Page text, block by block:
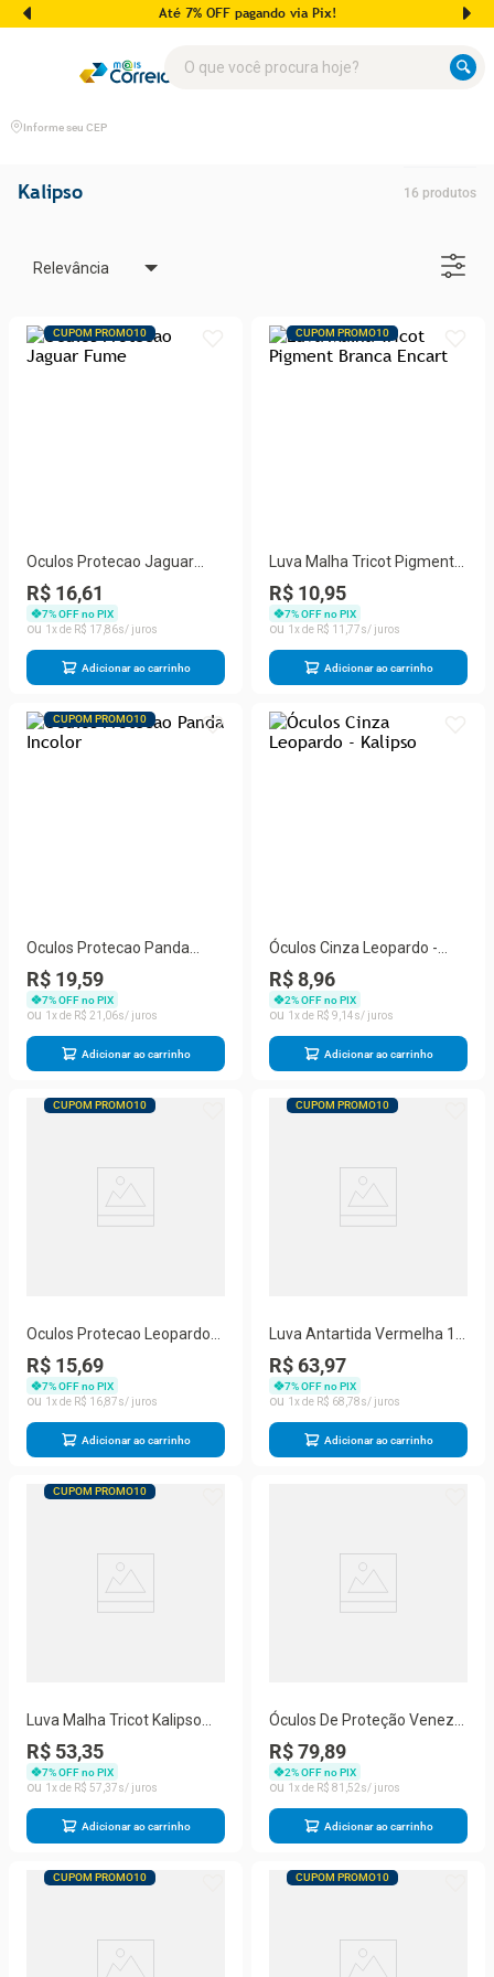
Até 7% OFF pagando via Pix!
Informe seu CEP
Kalipso 16 produtos
Relevância
CUPOM PROMO10
Oculos Protecao Jaguar
Fume
R$ 16,61
7% OFF no PIX
1
R$ 17 86
Adicionar ao carrinho
CUPOM PROMO10
Luva Malha Tricot Pigment
Branca Encart
R$ 10,95
7% OFF no PIX
1
R$ 11 77
Adicionar ao carrinho
CUPOM PROMO10
Oculos Protecao Panda
Incolor
R$ 19,59
7% OFF no PIX
1
R$ 21 06
Adicionar ao carrinho
Óculos Cinza Leopardo -
Kalipso
R$ 8,96
2% OFF no PIX
1
R$ 9 14
Adicionar ao carrinho
CUPOM PROMO10
Oculos Protecao Leopardo
Incolor
R$ 15,69
7% OFF no PIX
1
R$ 1687
Adicionar ao carrinho
CUPOM PROMO10
Luva Antartida Vermelha 10
Xg Mr
R$ 63,97
7% OFF no PIX
1
R$ 68 78
Adicionar ao carrinho
CUPOM PROMO10
Luva Malha Tricot Kalipso
Lisa Mesclada c/12pcs
R$ 53,35
7% OFF no PIX
1
R$ 57 37
Adicionar ao carrinho
Óculos De Proteção Veneza
Kalipso Azul - Lente
Espelhado
R$ 79,89
2% OFF no PIX
1
R$ 81 52
Adicionar ao carrinho
CUPOM PROMO10 CUPOM PROMO10